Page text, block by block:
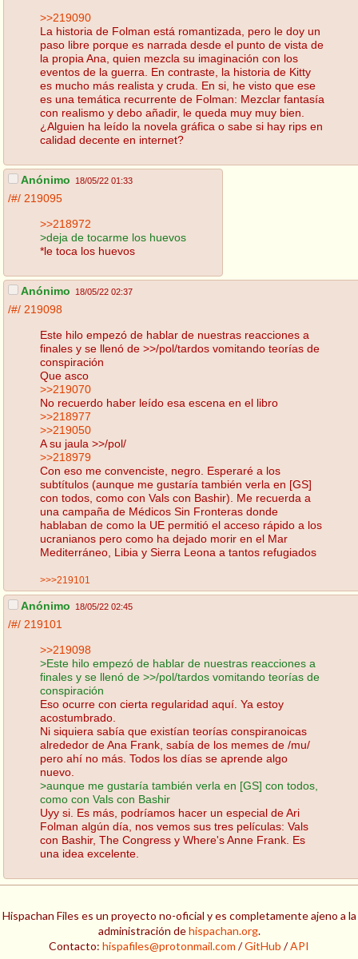
>>219090
La historia de Folman está romantizada, pero le doy un
paso libre porque es narrada desde el punto de vista de
la propia Ana, quien mezcla su imaginación con los
eventos de la guerra. En contraste, la historia de Kitty
es mucho más realista y cruda. En si, he visto que ese
es una temática recurrente de Folman: Mezclar fantasía
con realismo y debo añadir, le queda muy muy bien.
¿Alguien ha leído la novela gráfica o sabe si hay rips en
calidad decente en internet?
Anónimo 18/05/22 01:33
/#/ 219095
>>218972
>deja de tocarme los huevos
*le toca los huevos
Anónimo 18/05/22 02:37
/#/ 219098
Este hilo empezó de hablar de nuestras reacciones a
finales y se llenó de >>/pol/tardos vomitando teorías de
conspiración
Que asco
>>219070
No recuerdo haber leído esa escena en el libro
>>218977
>>219050
A su jaula >>/pol/
>>218979
Con eso me convenciste, negro. Esperaré a los
subtítulos (aunque me gustaría también verla en [GS]
con todos, como con Vals con Bashir). Me recuerda a
una campaña de Médicos Sin Fronteras donde
hablaban de como la UE permitió el acceso rápido a los
ucranianos pero como ha dejado morir en el Mar
Mediterráneo, Libia y Sierra Leona a tantos refugiados
>>>219101
Anónimo 18/05/22 02:45
/#/ 219101
>>219098
>Este hilo empezó de hablar de nuestras reacciones a
finales y se llenó de >>/pol/tardos vomitando teorías de
conspiración
Eso ocurre con cierta regularidad aquí. Ya estoy
acostumbrado.
Ni siquiera sabía que existían teorías conspiranoicas
alrededor de Ana Frank, sabía de los memes de /mu/
pero ahí no más. Todos los días se aprende algo
nuevo.
>aunque me gustaría también verla en [GS] con todos,
como con Vals con Bashir
Uyy si. Es más, podríamos hacer un especial de Ari
Folman algún día, nos vemos sus tres películas: Vals
con Bashir, The Congress y Where's Anne Frank. Es
una idea excelente.
Hispachan Files es un proyecto no-oficial y es completamente ajeno a la
administración dehispachan.org.
Contacto: hispafiles@protonmail.com /GitHub /API